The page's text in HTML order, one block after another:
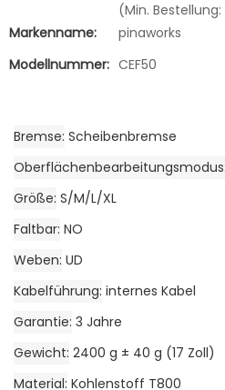
(Min. Bestellung:
Markenname:
pinaworks
Modellnummer: CEF50
Bremse Scheibenbremse
Oberflächenbearbeitungsmodus
Größe S/M/L/XL
Faltbar NO
Weben UD
Kabelführung internes Kabel
Garantie 3 Jahre
Gewicht 2400 g ± 40 g (17 Zoll)
Material Kohlenstoff T800